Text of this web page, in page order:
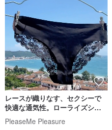
レースが織りなす、セクシーで
快適な通気性。ローライズシー
ムレスショーツ。
PleaseMe Pleasure